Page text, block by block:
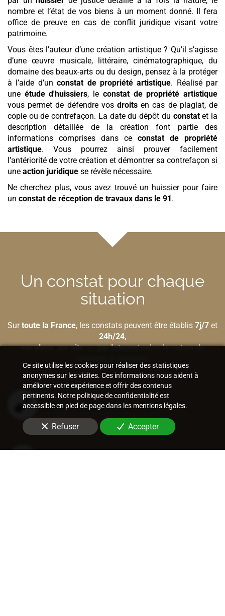
nombre et l’état de vos biens à un moment donné. Il fera
office de preuve en cas de conflit juridique visant votre
patrimoine.
Vous êtes l’auteur d’une création artistique ? Qu’il s’agisse
d’une œuvre musicale, littéraire, cinématographique, du
domaine des beaux-arts ou du design, pensez à la protéger
à l’aide d’unconstat de propriété artistique. Réalisé par
une étude d'huissiers, le constat de propriété artistique
vous permet de défendre vos droits en cas de plagiat, de
copie ou de contrefaçon. La date du dépôt du constatet la
description détaillée de la création font partie des
informations comprises dans ce constat de propriété
artistique. Vous pourrez ainsi prouver facilement
l’antériorité de votre création et démontrer sa contrefaçon si
une action juridique se révèle nécessaire.
Ne cherchez plus, vous avez trouvé un huissier pour faire
un constat de réception de travaux dans le 91 .
Un constat pour chaque
situation
Surtoute la France, les constats peuvent être établis 7j/7 et
24h/24,
sur place,sur siteoupar Internetselon la nature de
Bâtiment et construction
Ce site utilise les cookies pour réaliser des statistiques
anonymes sur les visites. Ces informations nous aident à
améliorer votre expérience et offrir des contenus
pertinents. Notre politique de confidentialité est
accessible en pied de page dans les mentions légales.
Refuser Accepter